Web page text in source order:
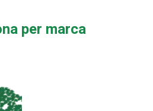
per marca